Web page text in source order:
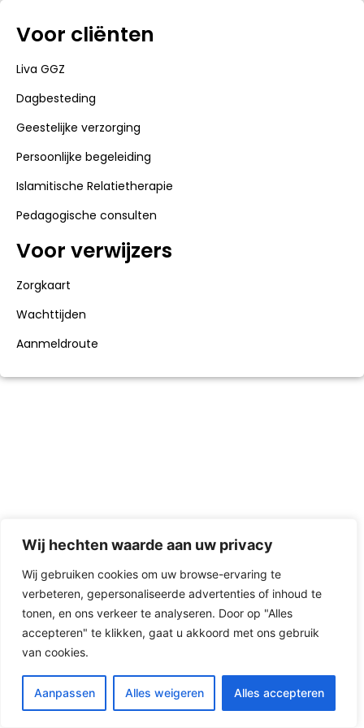
Wij hechten waarde aan uw privacy
Wij gebruiken cookies om uw browse-ervaring te
verbeteren, gepersonaliseerde advertenties of inhoud te
tonen, en ons verkeer te analyseren. Door op "Alles
accepteren" te klikken, gaat u akkoord met ons gebruik
van cookies.
Aanpassen Alles weigeren Alles accepteren
Voor cliënten
Liva GGZ
Dagbesteding
Geestelijke verzorging
Persoonlijke begeleiding
Islamitische Relatietherapie
Pedagogische consulten
Voor verwijzers
Zorgkaart
Wachttijden
Aanmeldroute
NL